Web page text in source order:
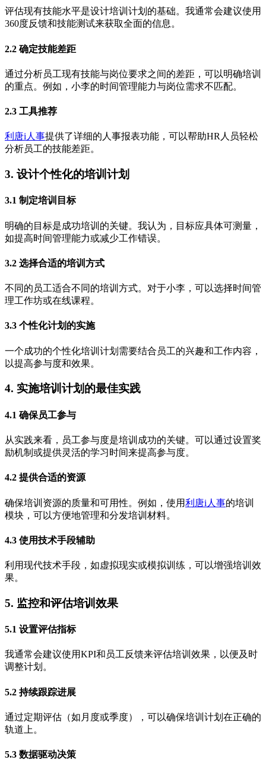
评估现有技能水平是设计培训计划的基础。我通常会建议使用
360度反馈和技能测试来获取全面的信息。
2.2 确定技能差距
通过分析员工现有技能与岗位要求之间的差距，可以明确培训
的重点。例如，小李的时间管理能力与岗位需求不匹配。
2.3 工具推荐
利唐i人事提供了详细的人事报表功能，可以帮助HR人员轻松
分析员工的技能差距。
3. 设计个性化的培训计划
3.1 制定培训目标
明确的目标是成功培训的关键。我认为，目标应具体可测量，
如提高时间管理能力或减少工作错误。
3.2 选择合适的培训方式
不同的员工适合不同的培训方式。对于小李，可以选择时间管
理工作坊或在线课程。
3.3 个性化计划的实施
一个成功的个性化培训计划需要结合员工的兴趣和工作内容，
以提高参与度和效果。
4. 实施培训计划的最佳实践
4.1 确保员工参与
从实践来看，员工参与度是培训成功的关键。可以通过设置奖
励机制或提供灵活的学习时间来提高参与度。
4.2 提供合适的资源
确保培训资源的质量和可用性。例如，使用利唐i人事的培训
模块，可以方便地管理和分发培训材料。
4.3 使用技术手段辅助
利用现代技术手段，如虚拟现实或模拟训练，可以增强培训效
果。
5. 监控和评估培训效果
5.1 设置评估指标
我通常会建议使用KPI和员工反馈来评估培训效果，以便及时
调整计划。
5.2 持续跟踪进展
通过定期评估（如月度或季度），可以确保培训计划在正确的
轨道上。
5.3 数据驱动决策